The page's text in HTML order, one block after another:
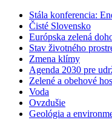
Stála konferencia:
Čisté Slovensko
Európska zelená
Stav životného
Zmena klímy
Agenda 2030 pre
Zelené a obehové
Voda
Ovzdušie
Geológia a